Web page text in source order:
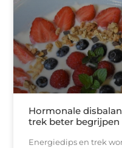
Hormonale
trek beter begrijpen
Energiedips en trek